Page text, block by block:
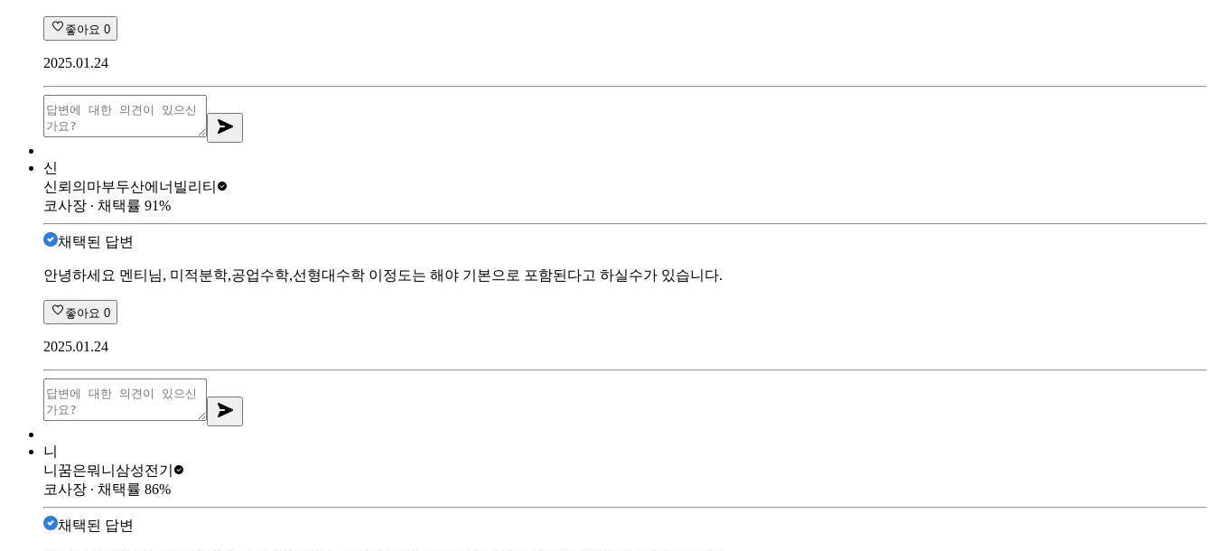
좋아요 0
2025.01.24
신
신뢰의마부두산에너빌리티
코사장 ∙ 채택률 91%
채택된 답변
안녕하세요 멘티님, 미적분학,공업수학,선형대수학 이정도는 해야 기본으로 포함된다고 하실수가 있습니다.
좋아요 0
2025.01.24
니
니꿈은뭐니 삼성전기
코사장 ∙ 채택률 86%
채택된 답변